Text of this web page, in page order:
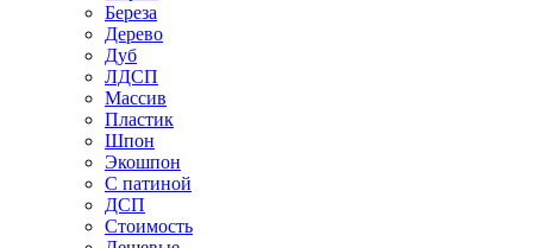
Береза
Дерево
Дуб
ЛДСП
Массив
Пластик
Шпон
Экошпон
С патиной
ДСП
Стоимость